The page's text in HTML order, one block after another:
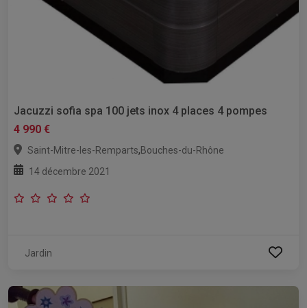
Jacuzzi sofia spa 100 jets inox 4 places 4 pompes
4 990 €
Saint-Mitre-les-Remparts,Bouches-du-Rhône
14 décembre 2021
Jardin